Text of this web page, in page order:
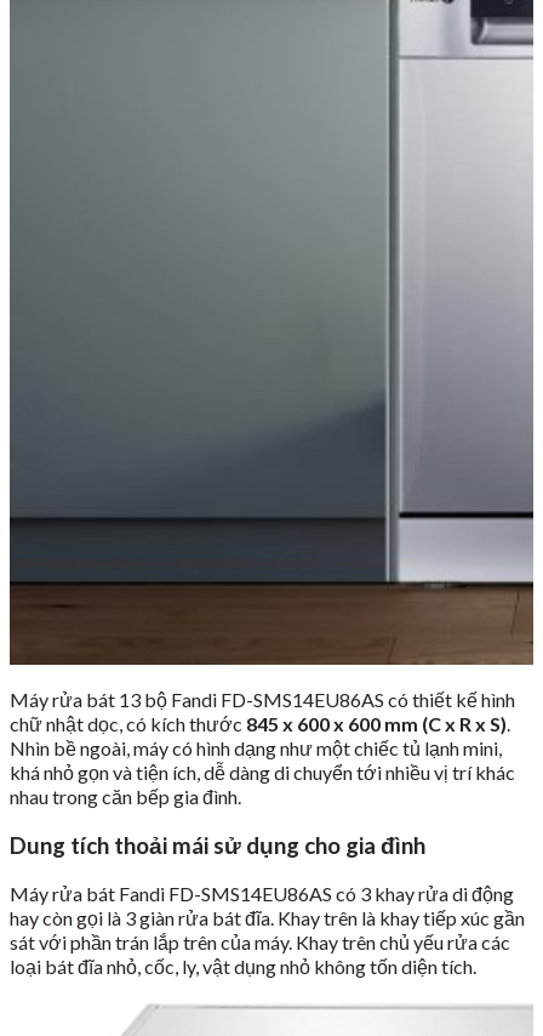
Máy rửa bát 13 bộ Fandi FD-SMS14EU86AS có thiết kế hình
chữ nhật dọc, có kích thước 845 x 600 x 600 mm (C x R x S).
Nhìn bề ngoài, máy có hình dạng như một chiếc tủ lạnh mini,
khá nhỏ gọn và tiện ích, dễ dàng di chuyển tới nhiều vị trí khác
nhau trong căn bếp gia đình.
Dung tích thoải mái sử dụng cho gia đình
Máy rửa bát Fandi FD-SMS14EU86AS có 3 khay rửa di động
hay còn gọi là 3 giàn rửa bát đĩa. Khay trên là khay tiếp xúc gần
sát với phần trán lắp trên của máy. Khay trên chủ yếu rửa các
loại bát đĩa nhỏ, cốc, ly, vật dụng nhỏ không tốn diện tích.